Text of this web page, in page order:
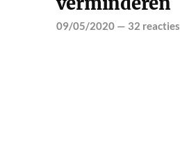
09/05/2020— 32 reacties